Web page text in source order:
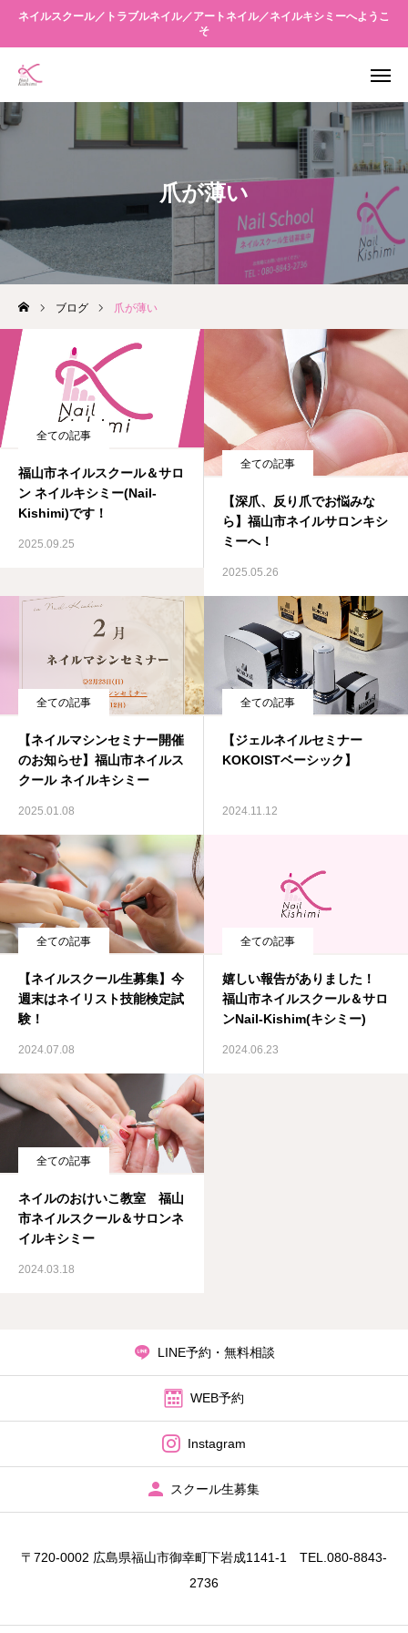
ネイルスクール／トラブルネイル／アートネイル／ネイルキシミーへようこ
そ
爪が薄い
ブログ 爪が薄い
全ての記事
福山市ネイルスクール＆サロ
ン ネイルキシミー(Nail-
Kishimi)です！
2025.09.25
全ての記事
【深爪、反り爪でお悩みな
ら】福山市ネイルサロンキシ
ミーへ！
2025.05.26
全ての記事
【ネイルマシンセミナー開催
のお知らせ】福山市ネイルス
クール ネイルキシミー
2025.01.08
全ての記事
【ジェルネイルセミナー
KOKOISTベーシック】
2024.11.12
全ての記事
【ネイルスクール生募集】今
週末はネイリスト技能検定試
験！
2024.07.08
全ての記事
嬉しい報告がありました！
福山市ネイルスクール＆サロ
ンNail-Kishim(キシミー)
2024.06.23
全ての記事
ネイルのおけいこ教室 福山
市ネイルスクール＆サロンネ
イルキシミー
2024.03.18
LINE予約・無料相談
WEB予約
Instagram
スクール生募集
〒720-0002 広島県福山市御幸町下岩成1141‐1 TEL.080-8843-
2736
WEB予約 アクセス
Instagram
メニュー案内
スクール
キシミーネクスト
よくある質問
アクセス・営業時間